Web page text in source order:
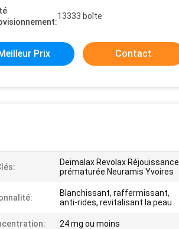
13333 boîte
Prix Contact
Deimalax Revolax Réjouissance
prématurée Neuramis Yvoires
Blanchissant, raffermissant,
anti-rides, revitalisant la peau
24 mg ou moins